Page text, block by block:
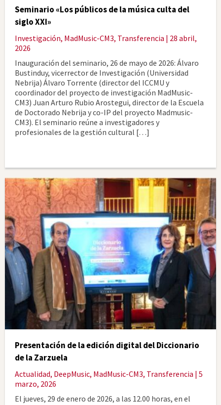
Seminario «Los públicos de la música culta del
siglo XXI»
Investigación, MadMusic-CM3, Transferencia | 28 abril,
2026
Inauguración del seminario, 26 de mayo de 2026: Álvaro
Bustinduy, vicerrector de Investigación (Universidad
Nebrija) Álvaro Torrente (director del ICCMU y
coordinador del proyecto de investigación MadMusic-
CM3) Juan Arturo Rubio Arostegui, director de la Escuela
de Doctorado Nebrija y co-IP del proyecto Madmusic-
CM3). El seminario reúne a investigadores y
profesionales de la gestión cultural […]
Presentación de la edición digital del Diccionario
de la Zarzuela
Actualidad, DeepMusic, MadMusic-CM3, Transferencia | 5
marzo, 2026
El jueves, 29 de enero de 2026, a las 12.00 horas, en el